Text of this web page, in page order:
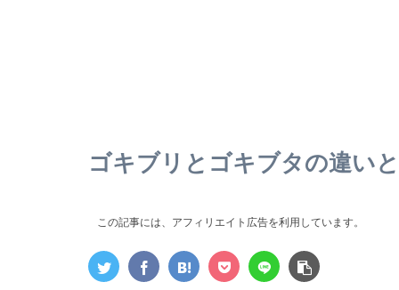
ゴキブリとゴキブタの違い
この記事には、アフィリエイト広告を利用しています。